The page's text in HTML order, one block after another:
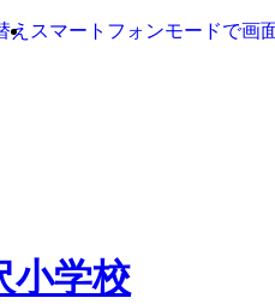
え スマートフォンモードで画
小学校